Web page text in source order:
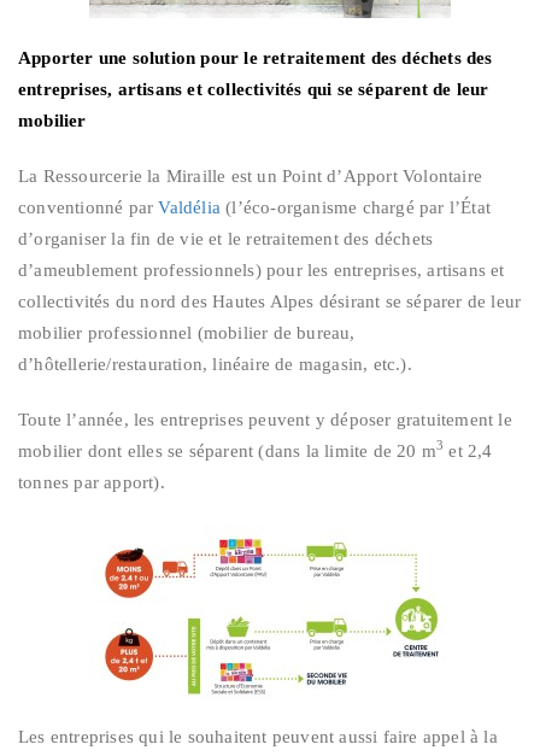
Apporter une solution pour le retraitement des déchets des
entreprises, artisans et collectivités qui se séparent de leur
mobilier
La Ressourcerie la Miraille est un Point d’Apport Volontaire
conventionné parValdélia (l’éco-organisme chargé par l’État
d’organiser la fin de vie et le retraitement des déchets
d’ameublement professionnels) pour les entreprises, artisans et
collectivités du nord des Hautes Alpes désirant se séparer de leur
mobilier professionnel (mobilier de bureau,
d’hôtellerie/restauration, linéaire de magasin, etc.).
Toute l’année, les entreprises peuvent y déposer gratuitement le
mobilier dont elles se séparent (dans la limite de 20 m3 et 2,4
tonnes par apport).
Les entreprises qui le souhaitent peuvent aussi faire appel à la